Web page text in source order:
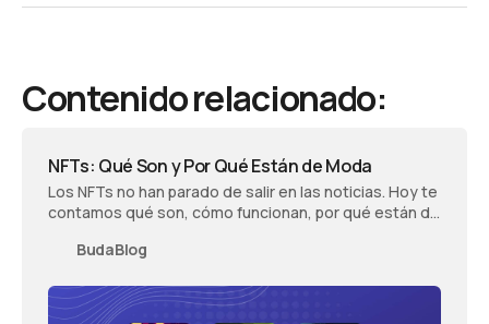
Contenido relacionado:
NFTs: Qué Son y Por Qué Están de Moda
Los NFTs no han parado de salir en las noticias. Hoy te
contamos qué son, cómo funcionan, por qué están de
BudaBlog